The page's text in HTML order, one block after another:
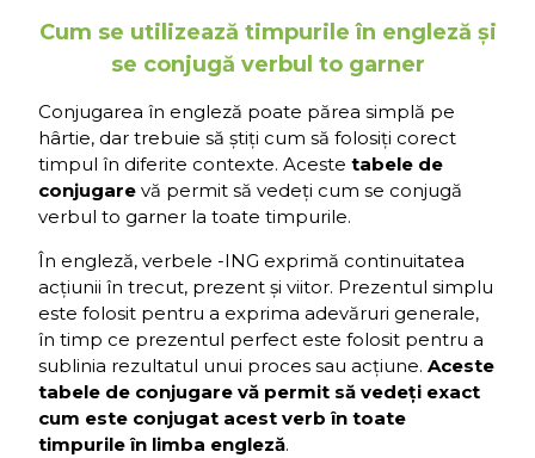
Cum se utilizează timpurile în engleză și
se conjugă verbul to garner
Conjugarea în engleză poate părea simplă pe
hârtie, dar trebuie să știți cum să folosiți corect
timpul în diferite contexte. Aceste tabele de
conjugare vă permit să vedeți cum se conjugă
verbul to garner la toate timpurile.
În engleză, verbele -ING exprimă continuitatea
acțiunii în trecut, prezent și viitor. Prezentul simplu
este folosit pentru a exprima adevăruri generale,
în timp ce prezentul perfect este folosit pentru a
sublinia rezultatul unui proces sau acțiune. Aceste
tabele de conjugare vă permit să vedeți exact
cum este conjugat acest verb în toate
timpurile în limba engleză.